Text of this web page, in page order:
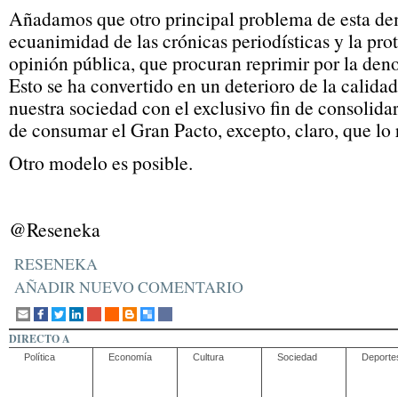
Añadamos que otro principal problema de esta
ecuanimidad de las crónicas periodísticas y la
opinión pública, que procuran reprimir por la
Esto se ha convertido en un deterioro de la
nuestra sociedad con el exclusivo fin de
de consumar el Gran Pacto, excepto, claro, que lo
Otro modelo es posible.
@Reseneka
RESENEKA
AÑADIR NUEVO COMENTARIO
DIRECTO A
Política Economía Cultura Sociedad